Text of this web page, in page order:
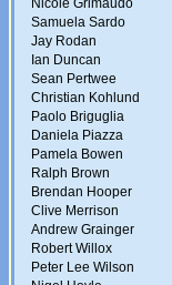
Nicole Grimaudo
Samuela Sardo
Jay Rodan
Ian Duncan
Sean Pertwee
Christian Kohlund
Paolo Briguglia
Daniela Piazza
Pamela Bowen
Ralph Brown
Brendan Hooper
Clive Merrison
Andrew Grainger
Robert Willox
Peter Lee Wilson